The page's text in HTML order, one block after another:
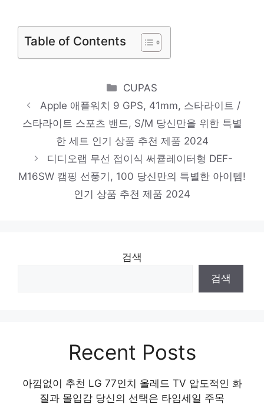
모란카노 임팩트 디자인 맥세이프 휴대폰 케
이스
제품 2024
본문에 들어가는 내용입니다.
절대 후회하지 않을 최고의 선택 인기 상품
추천 제품 2024
벤큐 FHD 조위 게이밍 모니터, 63cm,
XL2540K
Table of Contents
Categories
CUPAS
Apple 애플워치 9 GPS, 41mm, 스타라이트 /
스타라이트 스포츠 밴드, S/M 당신만을 위한 특별
한 세트 인기 상품 추천 제품 2024
디디오랩 무선 접이식 써큘레이터형 DEF-
M16SW 캠핑 선풍기, 100 당신만의 특별한 아이템!
인기 상품 추천 제품 2024
검색
검색
Recent Posts
아낌없이 추천 LG 77인치 올레드 TV 압도적인 화
질과 몰입감 당신의 선택은 타임세일 주목